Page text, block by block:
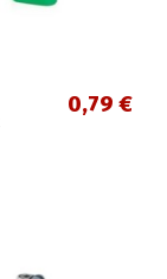
0,79 €